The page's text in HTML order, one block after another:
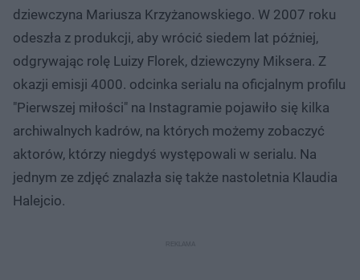
dziewczyna Mariusza Krzyżanowskiego. W 2007 roku
odeszła z produkcji, aby wrócić siedem lat później,
odgrywając rolę Luizy Florek, dziewczyny Miksera. Z
okazji emisji 4000. odcinka serialu na oficjalnym profilu
"Pierwszej miłości" na Instagramie pojawiło się kilka
archiwalnych kadrów, na których możemy zobaczyć
aktorów, którzy niegdyś występowali w serialu. Na
jednym ze zdjęć znalazła się także nastoletnia Klaudia
Halejcio.